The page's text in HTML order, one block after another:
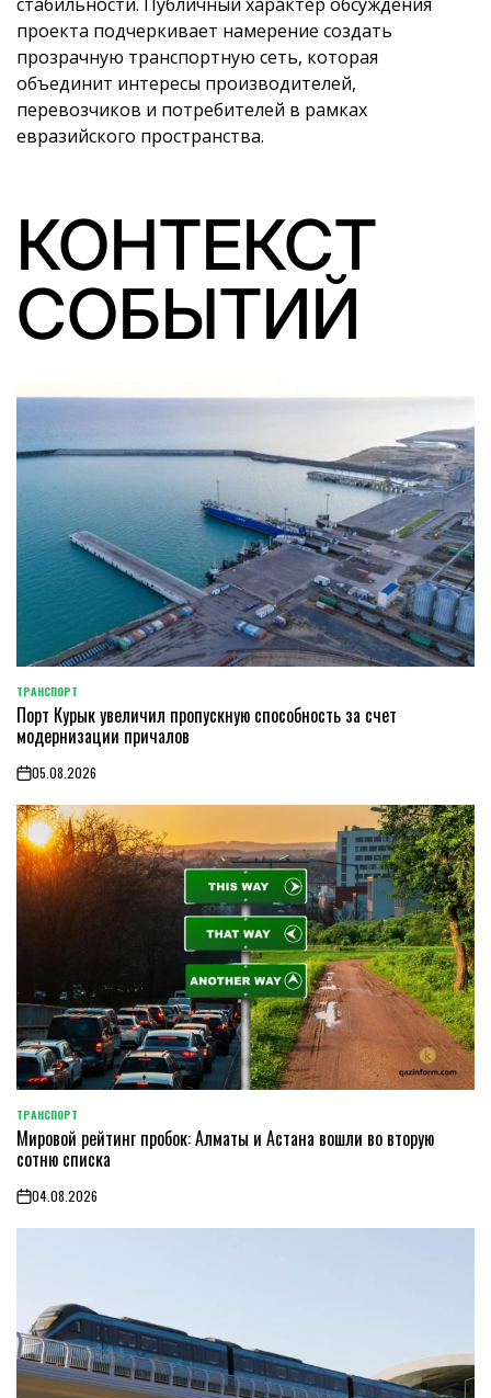
проекта подчеркивает намерение создать
прозрачную транспортную сеть, которая
объединит интересы производителей,
перевозчиков и потребителей в рамках
евразийского пространства.
КОНТЕКСТ
СОБЫТИЙ
POSTED
IN
ТРАНСПОРТ
Порт Курык увеличил пропускную способность за счет
модернизации причалов
on05.08.2026
POSTED
IN
ТРАНСПОРТ
Мировой рейтинг пробок: Алматы и Астана вошли во вторую
сотню списка
on04.08.2026